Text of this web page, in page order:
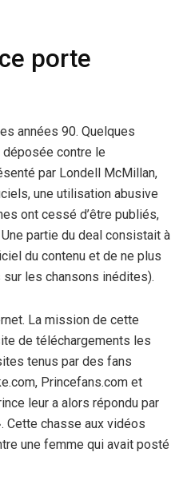
porte
années 90. Quelques
contre le
par Londell McMillan,
une utilisation abusive
ont cessé d’être publiés,
partie du deal consistait à
du contenu et de ne plus
les chansons inédites).
La mission de cette
de téléchargements les
tenus par des fans
Princefans.com et
leur a alors répondu par
Cette chasse aux vidéos
une femme qui avait posté